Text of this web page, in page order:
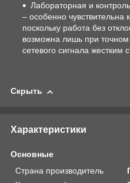
Лабораторная и
– особенно чувствительна
поскольку работа без
возможна лишь при точном
сетевого сигнала жестким
Скрыть
Характеристики
Основные
Страна производитель